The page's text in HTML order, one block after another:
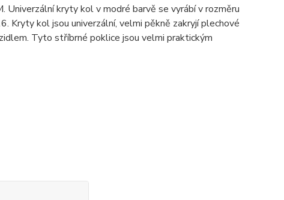
Univerzální kryty kol v modré barvě se vyrábí v rozměru
Kryty kol jsou univerzální, velmi pěkně zakryjí plechové
Tyto stříbrné poklice jsou velmi praktickým